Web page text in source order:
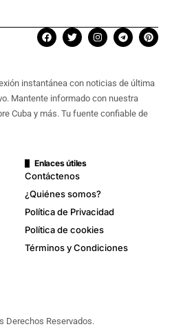
instantánea con noticias de última
Mantente informado con nuestra
Cuba y más. Tu fuente confiable de
Enlaces útiles
Contáctenos
¿Quiénes somos?
Política de Privacidad
Política de cookies
Términos y Condiciones
Derechos Reservados.